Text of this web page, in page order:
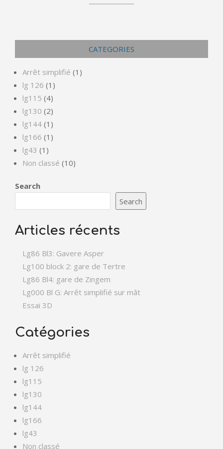
CATEGORIES
Arrêt simplifié (1)
lg 126 (1)
lg115 (4)
lg130 (2)
lg144 (1)
lg166 (1)
lg43 (1)
Non classé (10)
Search
Search
Articles récents
Lg86 Bl3: Gavere Asper
Lg100 block 2: gare de Tertre
Lg86 Bl4: gare de Zingem
Lg000 Bl G: Arrêt simplifié sur mât
Essai 3D
Catégories
Arrêt simplifié
lg 126
lg115
lg130
lg144
lg166
lg43
Non classé